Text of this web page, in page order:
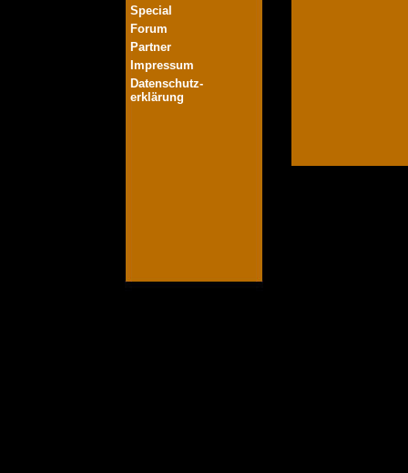
Special
Forum
Partner
Impressum
Datenschutz-
erklärung